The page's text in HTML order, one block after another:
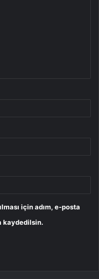
için adım, e-posta
kaydedilsin.